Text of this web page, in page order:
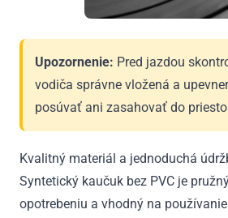
Upozornenie: Pred jazdou
vodiča správne vložená a
posúvať ani zasahovať do
Kvalitný materiál a jednoduchá
Syntetický kaučuk bez PVC je
opotrebeniu a vhodný na